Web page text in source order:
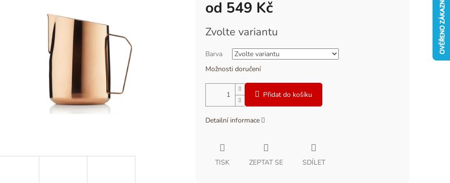
od 549 Kč
cena:
Zvolte variantu
Barva
Možnosti doručení
Přidat do košíku
Detailní informace
TISK ZEPTAT SE SDÍLET